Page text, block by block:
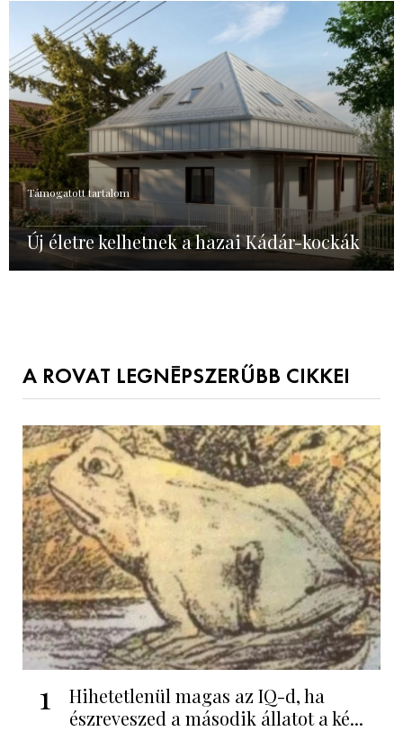
Támogatott tartalom
Új életre kelhetnek a hazai Kádár-kockák
A ROVAT LEGNÉPSZERŰBB CIKKEI
1
Hihetetlenül magas az IQ-d, ha
észreveszed a második állatot a ké...